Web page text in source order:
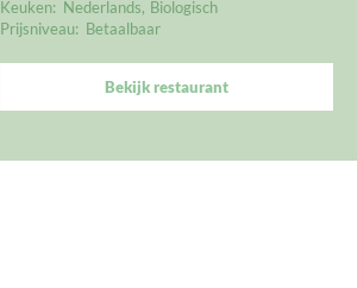
Keuken: Nederlands Biologisch
Prijsniveau: Betaalbaar
Bekijk restaurant